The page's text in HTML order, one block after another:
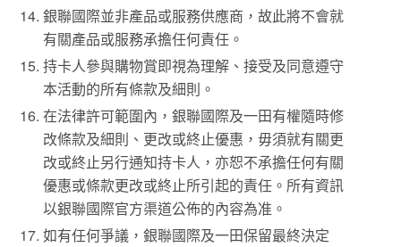
銀聯國際並非產品或服務供應商，故此將不會就
有關產品或服務承擔任何責任。
持卡人參與購物賞即視為理解、接受及同意遵守
本活動的所有條款及細則。
在法律許可範圍內，銀聯國際及一田有權隨時修
改條款及細則、更改或終止優惠，毋須就有關更
改或終止另行通知持卡人，亦恕不承擔任何有關
優惠或條款更改或終止所引起的責任。所有資訊
以銀聯國際官方渠道公佈的內容為准。
如有任何爭議，銀聯國際及一田保留最終決定